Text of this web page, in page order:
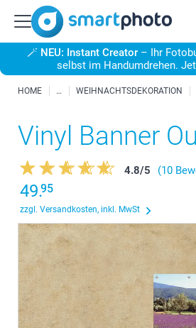
🪄 NEU: Instant Creator – Ihr
selbst im Handumdrehen.
HOME WEIHNACHTSDEKORATION
Vinyl Banner
4.8/5 (10
49.95
zzgl. Versandkosten, inkl. MwSt